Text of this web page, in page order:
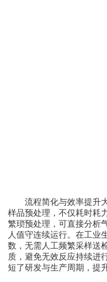
流程简化与效率提升大
样品预处理，不仅耗时耗
繁琐预处理，可直接分析
人值守连续运行。在工业
数，无需人工频繁采样送
质，避免无效反应持续进
短了研发与生产周期，提